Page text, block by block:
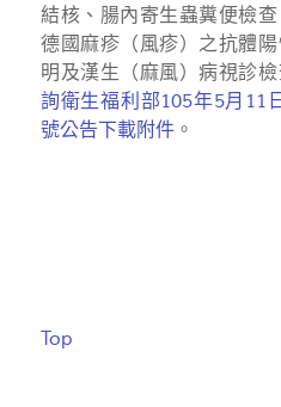
結核、腸內寄生蟲糞便檢
德國麻疹（風疹）之抗體
明及漢生（麻風）病視診檢
詢衛生福利部105年5月11
號公告下載附件 。
Top